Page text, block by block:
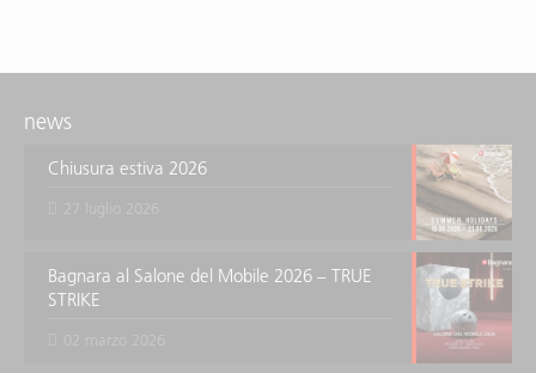
news
Chiusura estiva 2026
Bagnara al Salone del Mobile 2026 – TRUE
STRIKE